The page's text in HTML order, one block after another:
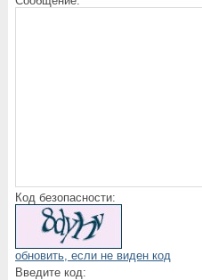
Код безопасности:
обновить, если не виден код
Введите код: